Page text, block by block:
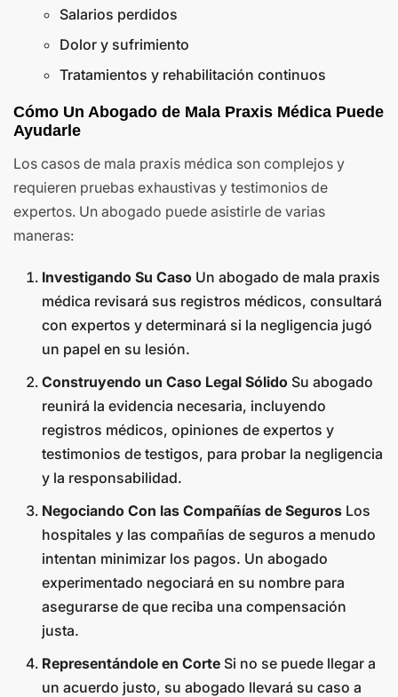
Salarios perdidos
Dolor y sufrimiento
Tratamientos y rehabilitación continuos
Cómo Un Abogado de Mala Praxis Médica Puede
Ayudarle
Los casos de mala praxis médica son complejos y
requieren pruebas exhaustivas y testimonios de
expertos. Un abogado puede asistirle de varias
maneras:
Investigando Su Caso Un abogado de mala praxis
médica revisará sus registros médicos, consultará
con expertos y determinará si la negligencia jugó
un papel en su lesión.
Construyendo un Caso Legal Sólido Su abogado
reunirá la evidencia necesaria, incluyendo
registros médicos, opiniones de expertos y
testimonios de testigos, para probar la negligencia
y la responsabilidad.
Negociando Con las Compañías de Seguros Los
hospitales y las compañías de seguros a menudo
intentan minimizar los pagos. Un abogado
experimentado negociará en su nombre para
asegurarse de que reciba una compensación
justa.
Representándole en Corte Si no se puede llegar a
un acuerdo justo, su abogado llevará su caso a